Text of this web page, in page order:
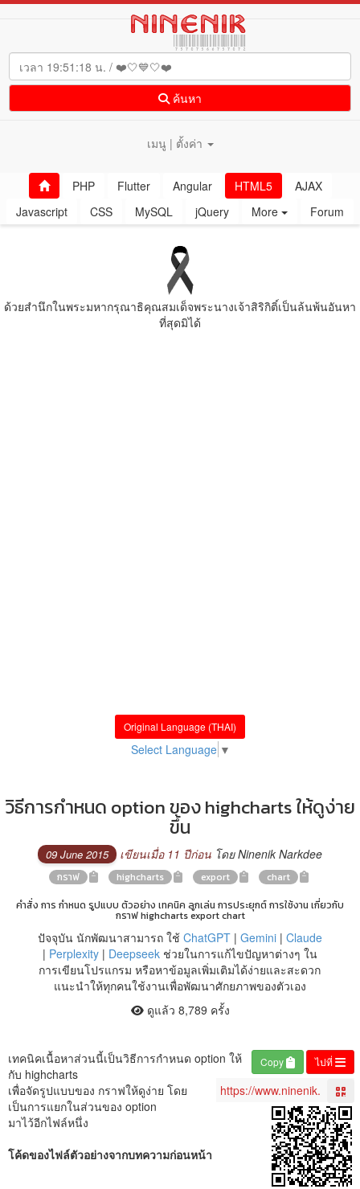
ค้นหา
เมนู | ตั้งค่า
PHP Flutter Angular HTML5
AJAX
Javascript
CSS MySQL jQuery More Forum
ด้วยสํานึกในพระมหากรุณาธิคุณสมเด็จพระนางเจ้าสิริกิติ์เป็นล้นพ้นอันหา
ที่สุดมิได้
Original Language (THAI)
Select Language ▼
วิธีการกำหนด option ของ highcharts ให้ดูง่าย
ขึ้น
09 June 2015 เขียนเมื่อ 11 ปีก่อน โดย Ninenik Narkdee
กราฟ highcharts export
chart
คำสั่ง การ กำหนด รูปแบบ ตัวอย่าง เทคนิค ลูกเล่น การประยุกต์ การใช้งาน เกี่ยวกับ
กราฟ highcharts export chart
ปัจจุบัน นักพัฒนาสามารถ ใช้ ChatGPT| Gemini| Claude
| Perplexity| Deepseekช่วยในการแก้ไขปัญหาต่างๆ ใน
การเขียนโปรแกรม หรือหาข้อมูลเพิ่มเติมได้ง่ายและสะดวก
แนะนำให้ทุกคนใช้งานเพื่อพัฒนาศักยภาพของตัวเอง
ดูแล้ว 8,789 ครั้ง
ไปที่
Copy
เทคนิคเนื้อหาส่วนนี้เป็นวิธีการกำหนด option ให้
กับ highcharts
เพื่อจัดรูปแบบของ กราฟให้ดูง่าย โดย
เป็นการแยกในส่วนของ option
มาไว้อีกไฟล์หนึ่ง
โค้ดของไฟล์ตัวอย่างจากบทความก่อนหน้า